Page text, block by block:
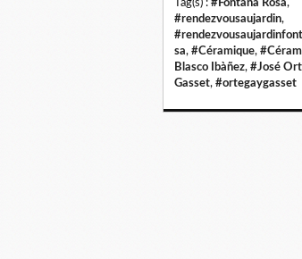
Tag(s) : #Fontana Rosa,
#rendezvousaujardin,
sa, #Céramique,
Blasco Ibàñez, #José
Gasset, #ortegaygasset